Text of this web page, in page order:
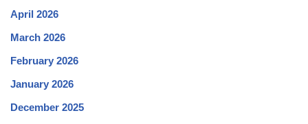
April 2026
March 2026
February 2026
January 2026
December 2025